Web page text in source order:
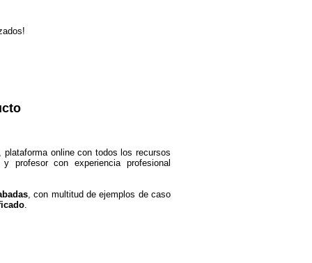
plataforma online con todos los recursos
profesor con experiencia profesional
, con multitud de ejemplos de caso
.